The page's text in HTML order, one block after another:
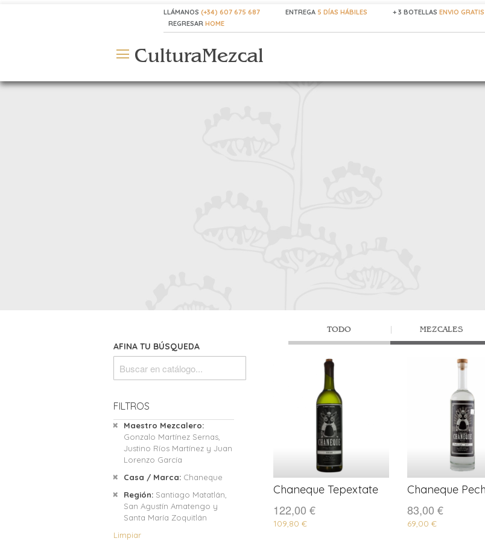
LLÁMANOS(+34) 607 675 687 ENTREGA 5 DÍAS HÁBILES + 3 BOTELLASENVIO GRATIS
REGRESARHOME
CulturaMezcal
TODO MEZCALES
COMPRAR
Chaneque Tepextate
122,00 €
109,80 €
COMPRAR
Chaneque
83,00 €
69,00 €
AFINA TU BÚSQUEDA
FILTROS
Maestro Mezcalero
Gonzalo Martínez Sernas,
Justino Ríos Martínez y Juan
Lorenzo García
Casa / Marca Chaneque
Región Santiago Matatlán,
San Agustín Amatengo y
Santa María Zoquitlán
Limpiar